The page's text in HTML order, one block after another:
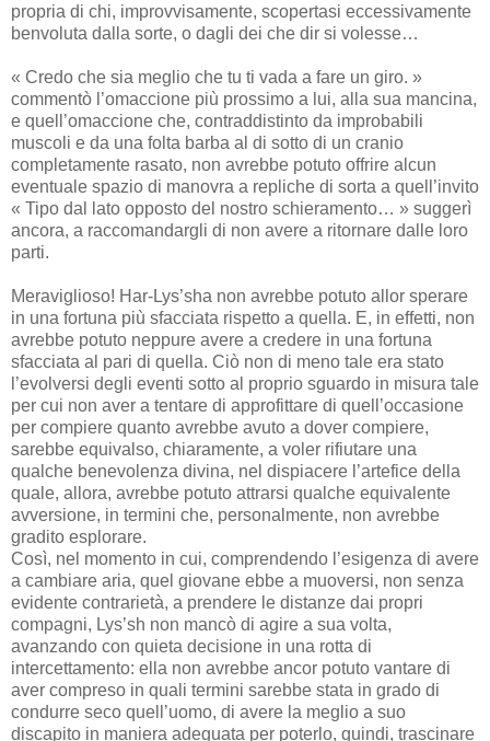
propria di chi, improvvisamente, scopertasi eccessivamente
benvoluta dalla sorte, o dagli dei che dir si volesse…
« Credo che sia meglio che tu ti vada a fare un giro. »
commentò l’omaccione più prossimo a lui, alla sua mancina,
e quell’omaccione che, contraddistinto da improbabili
muscoli e da una folta barba al di sotto di un cranio
completamente rasato, non avrebbe potuto offrire alcun
eventuale spazio di manovra a repliche di sorta a quell’invito
« Tipo dal lato opposto del nostro schieramento… » suggerì
ancora, a raccomandargli di non avere a ritornare dalle loro
parti.
Meraviglioso! Har-Lys’sha non avrebbe potuto allor sperare
in una fortuna più sfacciata rispetto a quella. E, in effetti, non
avrebbe potuto neppure avere a credere in una fortuna
sfacciata al pari di quella. Ciò non di meno tale era stato
l’evolversi degli eventi sotto al proprio sguardo in misura tale
per cui non aver a tentare di approfittare di quell’occasione
per compiere quanto avrebbe avuto a dover compiere,
sarebbe equivalso, chiaramente, a voler rifiutare una
qualche benevolenza divina, nel dispiacere l’artefice della
quale, allora, avrebbe potuto attrarsi qualche equivalente
avversione, in termini che, personalmente, non avrebbe
gradito esplorare.
Così, nel momento in cui, comprendendo l’esigenza di avere
a cambiare aria, quel giovane ebbe a muoversi, non senza
evidente contrarietà, a prendere le distanze dai propri
compagni, Lys’sh non mancò di agire a sua volta,
avanzando con quieta decisione in una rotta di
intercettamento: ella non avrebbe ancor potuto vantare di
aver compreso in quali termini sarebbe stata in grado di
condurre seco quell’uomo, di avere la meglio a suo
discapito in maniera adeguata per poterlo, quindi, trascinare